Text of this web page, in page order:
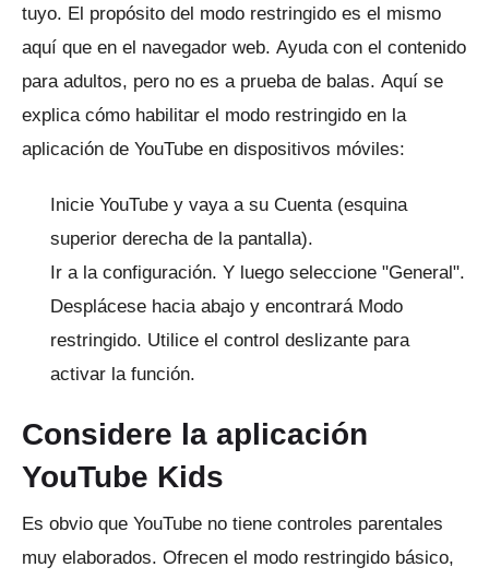
tuyo. El propósito del modo restringido es el mismo
aquí que en el navegador web. Ayuda con el contenido
para adultos, pero no es a prueba de balas. Aquí se
explica cómo habilitar el modo restringido en la
aplicación de YouTube en dispositivos móviles:
Inicie YouTube y vaya a su Cuenta (esquina
superior derecha de la pantalla).
Ir a la configuración. Y luego seleccione "General".
Desplácese hacia abajo y encontrará Modo
restringido. Utilice el control deslizante para
activar la función.
Considere la aplicación
YouTube Kids
Es obvio que YouTube no tiene controles parentales
muy elaborados. Ofrecen el modo restringido básico,